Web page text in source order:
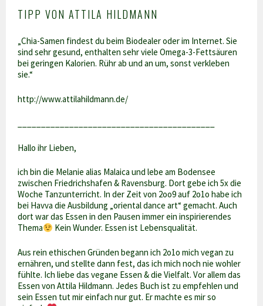
TIPP VON ATTILA HILDMANN
„Chia-Samen findest du beim Biodealer oder im Internet. Sie
sind sehr gesund, enthalten sehr viele Omega-3-Fettsäuren
bei geringen Kalorien. Rühr ab und an um, sonst verkleben
sie.“
http://www.attilahildmann.de/
Hallo ihr Lieben,
ich bin die Melanie alias Malaica und lebe am Bodensee
zwischen Friedrichshafen & Ravensburg. Dort gebe ich 5x die
Woche Tanzunterricht. In der Zeit von 2oo9 auf 2o1o habe ich
bei Havva die Ausbildung „oriental dance art“ gemacht. Auch
dort war das Essen in den Pausen immer ein inspirierendes
Thema
Kein Wunder. Essen ist Lebensqualität.
Aus rein ethischen Gründen begann ich 2o1o mich vegan zu
ernähren, und stellte dann fest, das ich mich noch nie wohler
fühlte. Ich liebe das vegane Essen & die Vielfalt. Vor allem das
Essen von Attila Hildmann. Jedes Buch ist zu empfehlen und
sein Essen tut mir einfach nur gut. Er machte es mir so